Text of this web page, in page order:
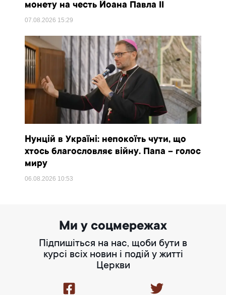
монету на честь Йоана Павла II
07.08.2026 15:29
Нунцій в Україні: непокоїть чути, що
хтось благословляє війну. Папа – голос
миру
06.08.2026 10:53
Ми у соцмережах
Підпишіться на нас, щоби бути в
курсі всіх новин і подій у житті
Церкви